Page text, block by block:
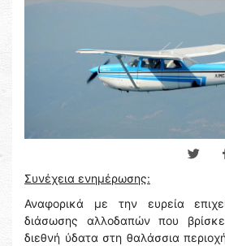
Συνέχεια ενημέρωσης:
Αναφορικά με την ευρεία
διάσωσης αλλοδαπών που
διεθνή ύδατα στη θαλάσσια